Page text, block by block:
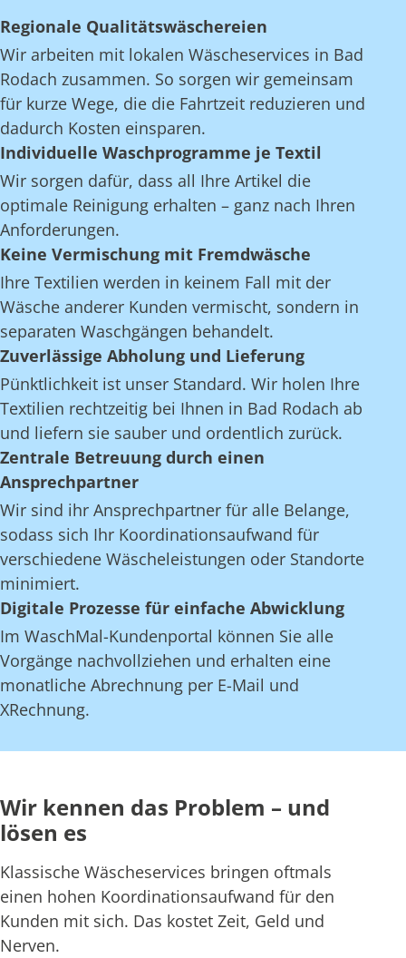
Regionale Qualitätswäschereien
Wir arbeiten mit lokalen Wäscheservices in Bad
Rodach zusammen. So sorgen wir gemeinsam
für kurze Wege, die die Fahrtzeit reduzieren und
dadurch Kosten einsparen.
Individuelle Waschprogramme je Textil
Wir sorgen dafür, dass all Ihre Artikel die
optimale Reinigung erhalten – ganz nach Ihren
Anforderungen.
Keine Vermischung mit Fremdwäsche
Ihre Textilien werden in keinem Fall mit der
Wäsche anderer Kunden vermischt, sondern in
separaten Waschgängen behandelt.
Zuverlässige Abholung und Lieferung
Pünktlichkeit ist unser Standard. Wir holen Ihre
Textilien rechtzeitig bei Ihnen in Bad Rodach ab
und liefern sie sauber und ordentlich zurück.
Zentrale Betreuung durch einen
Ansprechpartner
Wir sind ihr Ansprechpartner für alle Belange,
sodass sich Ihr Koordinationsaufwand für
verschiedene Wäscheleistungen oder Standorte
minimiert.
Digitale Prozesse für einfache Abwicklung
Im WaschMal-Kundenportal können Sie alle
Vorgänge nachvollziehen und erhalten eine
monatliche Abrechnung per E-Mail und
XRechnung.
Wir kennen das Problem – und
lösen es
Klassische Wäscheservices bringen oftmals
einen hohen Koordinationsaufwand für den
Kunden mit sich. Das kostet Zeit, Geld und
Nerven.